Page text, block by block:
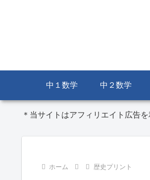
中１数学 中２数学
＊当サイトはアフィリエイト広告を
ホーム 歴史プリント